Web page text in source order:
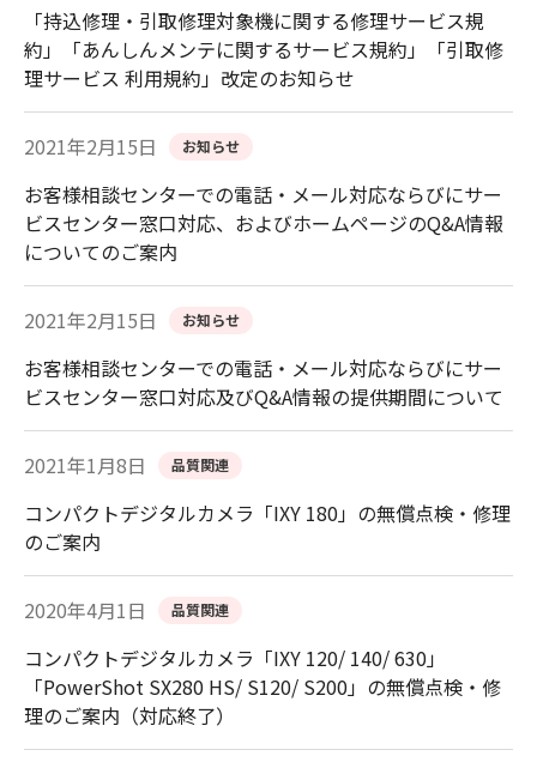
「持込修理・引取修理対象機に関する修理サービス規
約」「あんしんメンテに関するサービス規約」「引取修
理サービス 利用規約」改定のお知らせ
2021年2月15日 お知らせ
お客様相談センターでの電話・メール対応ならびにサー
ビスセンター窓口対応、およびホームページのQ&A情報
についてのご案内
2021年2月15日 お知らせ
お客様相談センターでの電話・メール対応ならびにサー
ビスセンター窓口対応及びQ&A情報の提供期間について
2021年1月8日 品質関連
コンパクトデジタルカメラ「IXY 180」の無償点検・修理
のご案内
2020年4月1日 品質関連
コンパクトデジタルカメラ「IXY 120/ 140/ 630」
「PowerShot SX280 HS/ S120/ S200」の無償点検・修
理のご案内（対応終了）